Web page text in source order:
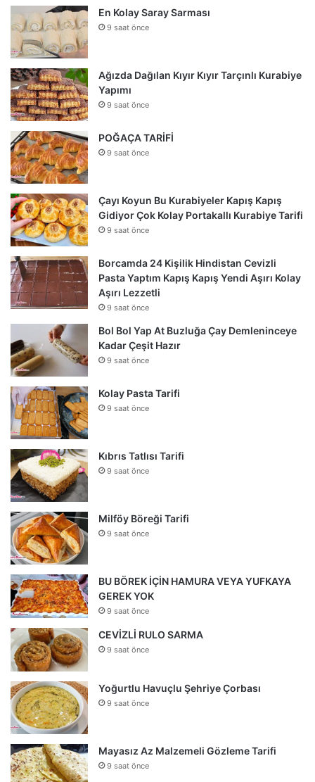
En Kolay Saray Sarması
9 saat önce
Ağızda Dağılan Kıyır Kıyır Tarçınlı Kurabiye
Yapımı
9 saat önce
POĞAÇA TARİFİ
9 saat önce
Çayı Koyun Bu Kurabiyeler Kapış Kapış
Gidiyor Çok Kolay Portakallı Kurabiye Tarifi
9 saat önce
Borcamda 24 Kişilik Hindistan Cevizli
Pasta Yaptım Kapış Kapış Yendi Aşırı Kolay
Aşırı Lezzetli
9 saat önce
Bol Bol Yap At Buzluğa Çay Demleninceye
Kadar Çeşit Hazır
9 saat önce
Kolay Pasta Tarifi
9 saat önce
Kıbrıs Tatlısı Tarifi
9 saat önce
Milföy Böreği Tarifi
9 saat önce
BU BÖREK İÇİN HAMURA VEYA YUFKAYA
GEREK YOK
9 saat önce
CEVİZLİ RULO SARMA
9 saat önce
Yoğurtlu Havuçlu Şehriye Çorbası
9 saat önce
Mayasız Az Malzemeli Gözleme Tarifi
9 saat önce